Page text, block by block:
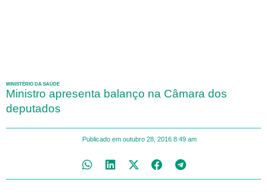
MINISTÉRIO DA SAÚDE
Ministro apresenta balanço na Câmara dos
deputados
Publicado em outubro 28, 2016 8:49 am